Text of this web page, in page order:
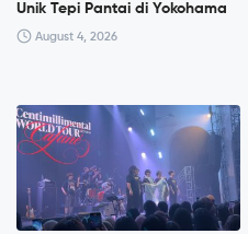
Unik Tepi Pantai di Yokohama
August 4, 2026